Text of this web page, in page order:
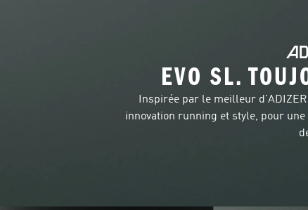
EVO SL.
Inspirée par le meilleur
innovation running et style, pour